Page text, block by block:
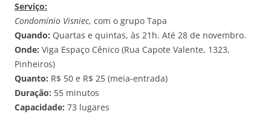
Serviço:
Condomínio Visniec, com o grupo Tapa
Quando: Quartas e quintas, às 21h. Até 28 de novembro.
Onde: Viga Espaço Cênico (Rua Capote Valente, 1323,
Pinheiros)
Quanto: R$ 50 e R$ 25 (meia-entrada)
Duração: 55 minutos
Capacidade: 73 lugares